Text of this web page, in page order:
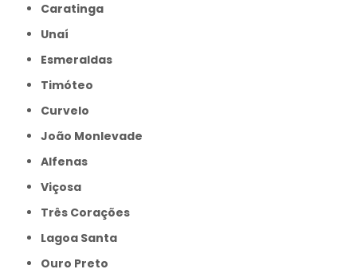
Caratinga
Unaí
Esmeraldas
Timóteo
Curvelo
João Monlevade
Alfenas
Viçosa
Três Corações
Lagoa Santa
Ouro Preto